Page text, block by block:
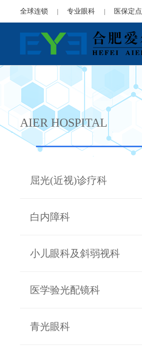
全球连锁 | 专业眼科 | 医保定点
AIER HOSPITAL
屈光(近视)诊疗科
白内障科
小儿眼科及斜弱视科
医学验光配镜科
青光眼科